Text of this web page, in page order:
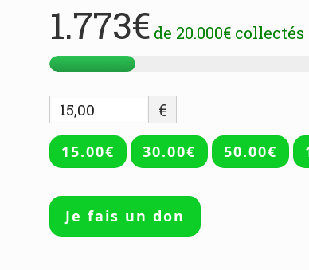
1.773€ de 20.000€ collectés
€
15.00€ 30.00€ 50.00€
Je fais un don